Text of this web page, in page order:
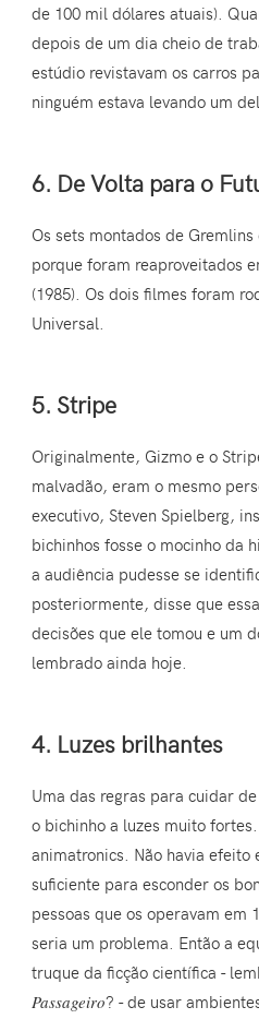
de 100 mil dólares atuais).
depois de um dia cheio de
estúdio revistavam os carros
ninguém estava levando um
6. De Volta para o
Os sets montados de
porque foram reaproveitados
(1985). Os dois filmes foram
Universal.
5. Stripe
Originalmente, Gizmo e o
malvadão, eram o mesmo
executivo, Steven Spielberg,
bichinhos fosse o mocinho da
a audiência pudesse se
posteriormente, disse que
decisões que ele tomou e um
lembrado ainda hoje.
4. Luzes brilhantes
Uma das regras para cuidar
o bichinho a luzes muito
animatronics. Não havia efeito
suficiente para esconder os
pessoas que os operavam em
seria um problema. Então a
truque da ficção científica -
Passageiro? - de usar